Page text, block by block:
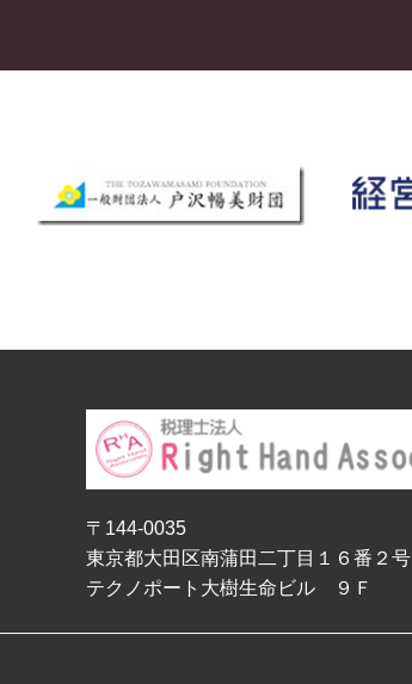
〒144-0035
東京都大田区南蒲田二丁目１６番２号
テクノポート大樹生命ビル ９Ｆ